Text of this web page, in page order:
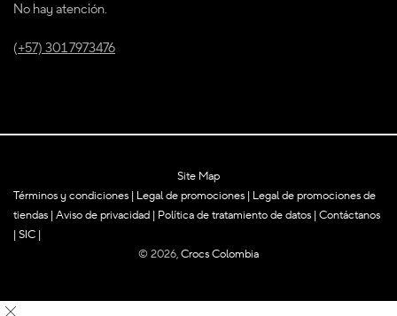
No hay atención.
(+57) 301 7973476
Site Map
Términos y condiciones | Legal de promociones | Legal de promociones de
tiendas |Aviso de privacidad | Política de tratamiento de datos |Contáctanos
|SIC |
© 2026,Crocs Colombia